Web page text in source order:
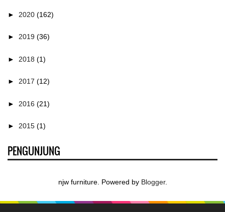
► 2020 (162)
► 2019 (36)
► 2018 (1)
► 2017 (12)
► 2016 (21)
► 2015 (1)
PENGUNJUNG
njw furniture. Powered by Blogger.